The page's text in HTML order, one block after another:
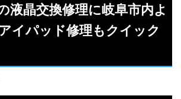
液晶交換修理に岐阜市内よ
イパッド修理もクイック